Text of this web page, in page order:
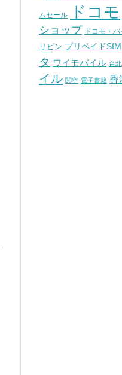
ムセール ドコモ
ショップ ドコモ・
リピン プリペイドSIM
タ ワイモバイル 台北
イル 関空 電子書籍 香